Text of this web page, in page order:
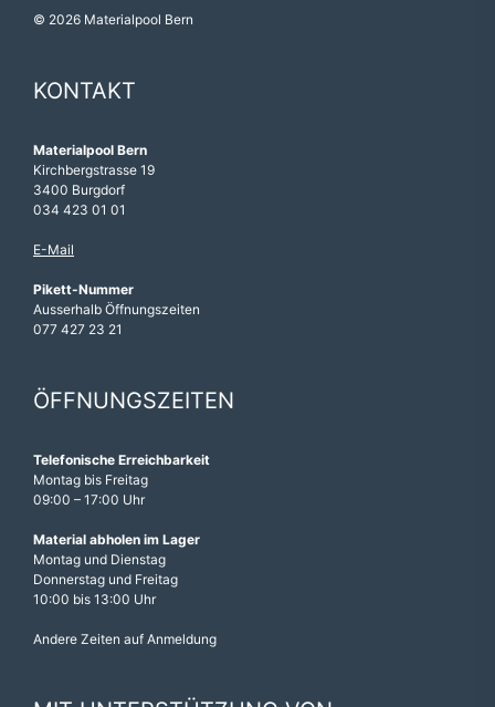
© 2026 Materialpool Bern
KONTAKT
Materialpool Bern
Kirchbergstrasse 19
3400 Burgdorf
034 423 01 01
E-Mail
Pikett-Nummer
Ausserhalb Öffnungszeiten
077 427 23 21
ÖFFNUNGSZEITEN
Telefonische Erreichbarkeit
Montag bis Freitag
09:00 – 17:00 Uhr
Material abholen im Lager
Montag und Dienstag
Donnerstag und Freitag
10:00 bis 13:00 Uhr
Andere Zeiten auf Anmeldung